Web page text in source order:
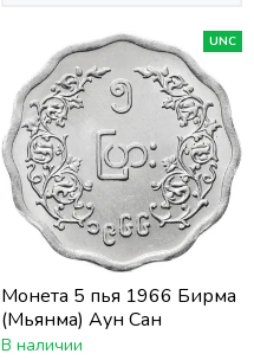
UNC
Монета 5 пья 1966 Бирма
(Мьянма) Аун Сан
В наличии